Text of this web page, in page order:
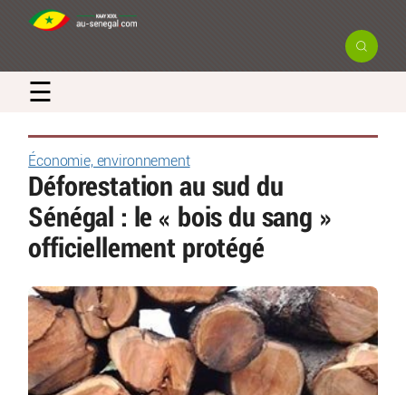
☰
Économie, environnement
Déforestation au sud du
Sénégal : le « bois du sang »
officiellement protégé